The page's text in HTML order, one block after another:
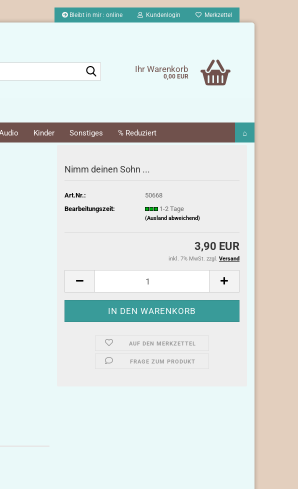
Bleibt in mir : online Kundenlogin Merkzettel
Ihr Warenkorb
0,00 EUR
Kinder Sonstiges % Reduziert ⌂
Nimm deinen Sohn ...
Art.Nr.:
50668
Bearbeitungszeit:
1-2 Tage
(Ausland abweichend)
3,90 EUR
inkl. 7% MwSt. zzgl. Versand
AUF DEN MERKZETTEL
FRAGE ZUM PRODUKT